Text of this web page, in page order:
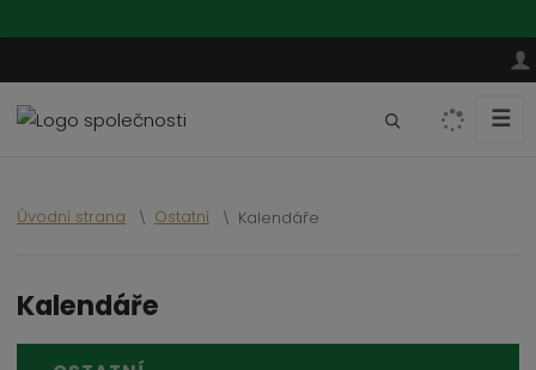
☰
Úvodní strana Ostatní Kalendáře
Kalendáře